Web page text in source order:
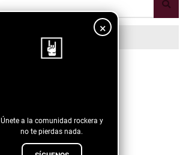
×
Únete a la comunidad rockera y
no te pierdas nada.